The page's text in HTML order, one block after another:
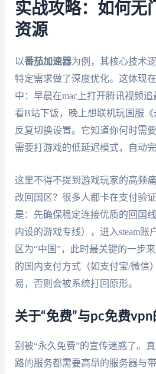
实战攻略：如何无
资源
以番茄加速器为例，其核心技术
特定需求做了深度优化。这体现
中：早晨在mac上打开腾讯视频
看B站下饭，晚上想联机玩国服
反复切换设置。它知道你何时需
需要打游戏的低延迟模式，自动完
这里不得不提到游戏玩家的高频
改回国区？很多人都卡在支付验
是：先确保稳定连接优质的回国
内设的游戏专线），进入steam账
区为“中国”，此时最关键的一
的国内支付方式（如支付宝/微信
易，否则会被系统打回原形。
关于“免费”与pc免费
别被“永久免费”的宣传迷惑了。
路的服务都需要高昂的服务器与